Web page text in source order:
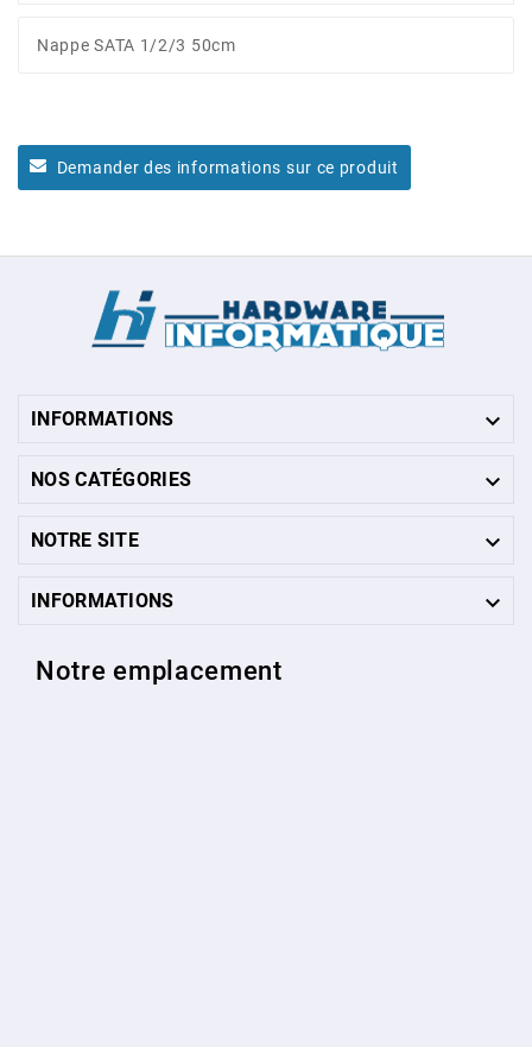
Nappe SATA 1/2/3 50cm
Demander des informations sur ce produit
INFORMATIONS 
NOS CATÉGORIES 
NOTRE SITE 
INFORMATIONS 
Notre emplacement